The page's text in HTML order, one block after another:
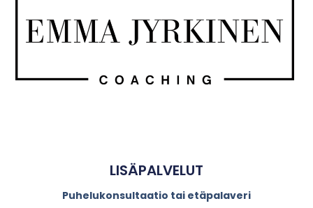
LISÄPALVELUT
Puhelukonsultaatio tai etäpalaveri